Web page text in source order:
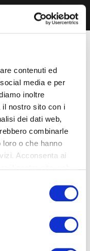
contenuti ed
media e per
inoltre
il nostro sito con i
dei dati web,
combinarle
o che hanno
Acconsenta ai